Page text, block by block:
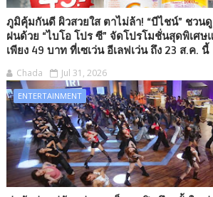
ภูมิคุ้มกันดี ผิวสวยใส ตาไม่ล้า! “บีไชน์” ชวน
ฝนด้วย “ไบโอ โปร ซี” จัดโปรโมชั่นสุดพิเศ
เพียง 49 บาท ที่เซเว่น อีเลฟเว่น ถึง 23 ส.ค. นี้
Chada Jul 31, 2026
ENTERTAINMENT